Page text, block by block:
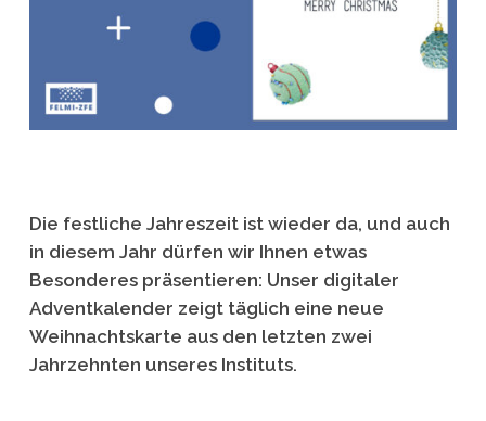
Die festliche Jahreszeit ist wieder da, und auch
in diesem Jahr dürfen wir Ihnen etwas
Besonderes präsentieren: Unser digitaler
Adventkalender zeigt täglich eine neue
Weihnachtskarte aus den letzten zwei
Jahrzehnten unseres Instituts.